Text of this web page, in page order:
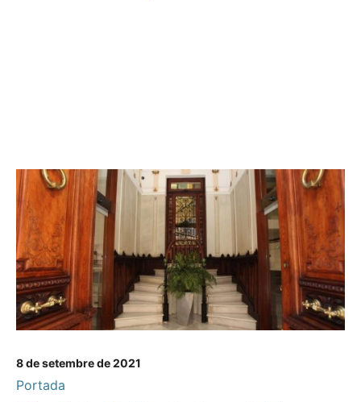
8 de setembre de 2021
Portada